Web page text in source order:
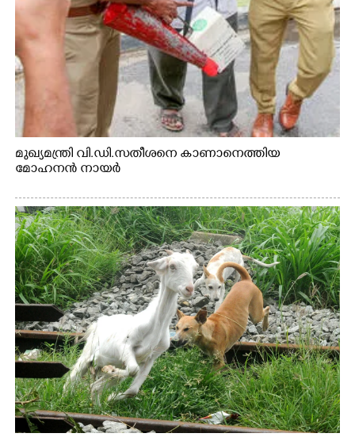
മുഖ്യമന്ത്രി വി.ഡി.സതീശനെ കാണാനെത്തിയ
മോഹനൻ നായർ